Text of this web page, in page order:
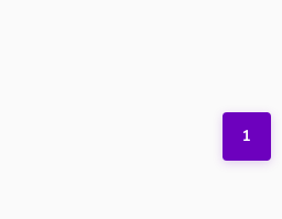
1